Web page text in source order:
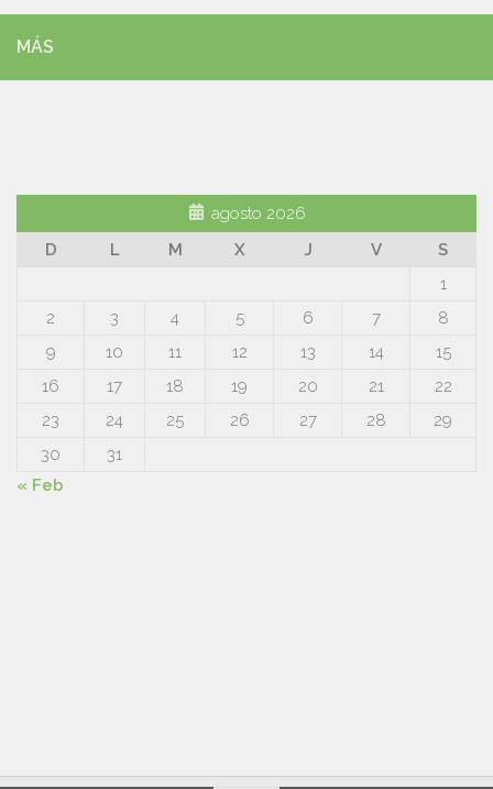
MÁS
agosto 2026
D
L M X J V
S
1
2
3 4 5 6 7
8
9
10 11 12 13 14
15
16
17 18 19 20 21
22
23
24 25 26 27 28
29
30
31
« Feb